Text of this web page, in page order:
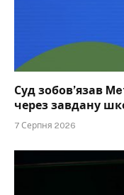
Суд зобов’язав
через завдану
7 Серпня 2026